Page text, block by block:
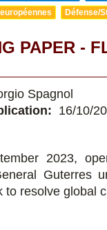
Défense/
PAPER -
Spagnol
16/10/
2023,
Guterres
to resolve global